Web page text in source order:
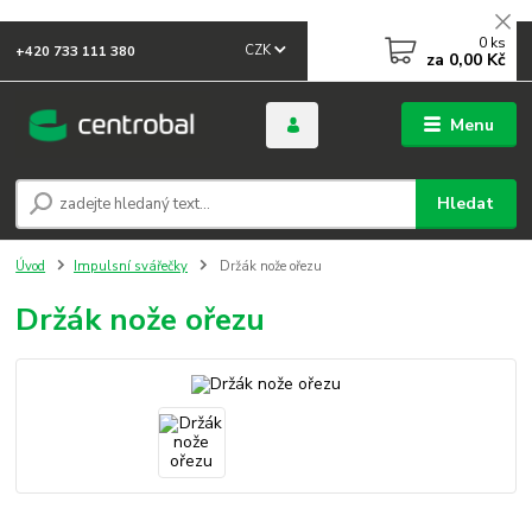
Menu
CZK
Hledat
+420 733 111 380 0 ks
za 0,00 Kč
Úvod Impulsní svářečky Držák nože ořezu
Držák nože ořezu